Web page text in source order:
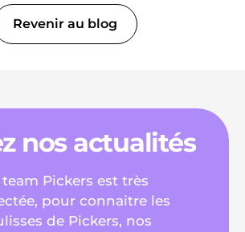
Revenir au blog
nos actualités
team Pickers est très
pour connaitre les
de Pickers, nos